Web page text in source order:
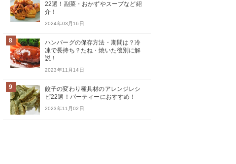
22選！副菜・おかずやスープなど紹
介！
2024年03月16日
8
ハンバーグの保存方法・期間は？冷
凍で長持ち？たね・焼いた後別に解
説！
2023年11月14日
9
餃子の変わり種具材のアレンジレシ
ピ22選！パーティーにおすすめ！
2023年11月02日